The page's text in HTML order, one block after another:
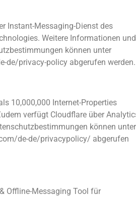
Instant-Messaging-Dienst des
Weitere Informationen und
können unter
de/privacy-policy abgerufen werden.
10,000,000 Internet-Properties
verfügt Cloudflare über
können unter
de-de/privacypolicy/ abgerufen
Offline-Messaging Tool für